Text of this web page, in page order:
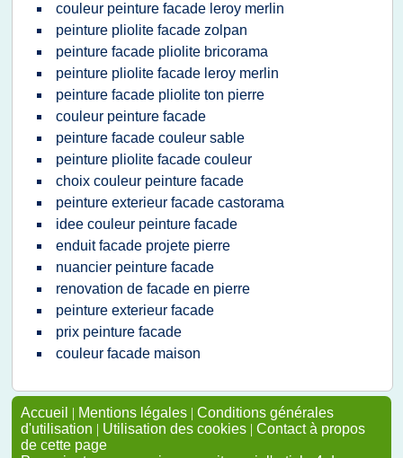
couleur peinture facade leroy merlin
peinture pliolite facade zolpan
peinture facade pliolite bricorama
peinture pliolite facade leroy merlin
peinture facade pliolite ton pierre
couleur peinture facade
peinture facade couleur sable
peinture pliolite facade couleur
choix couleur peinture facade
peinture exterieur facade castorama
idee couleur peinture facade
enduit facade projete pierre
nuancier peinture facade
renovation de facade en pierre
peinture exterieur facade
prix peinture facade
couleur facade maison
Accueil | Mentions légales | Conditions générales
d'utilisation | Utilisation des cookies | Contact à propos
de cette page